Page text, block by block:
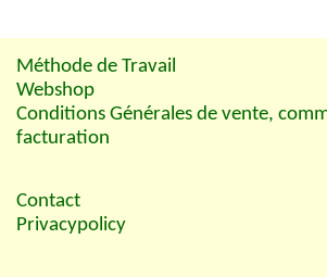
Méthode de Travail
Webshop
Conditions Générales de vente,
facturation
Contact
Privacypolicy